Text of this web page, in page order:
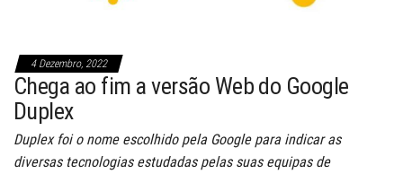
4 Dezembro, 2022
Chega ao fim a versão Web do Google
Duplex
Duplex foi o nome escolhido pela Google para indicar as
diversas tecnologias estudadas pelas suas equipas de